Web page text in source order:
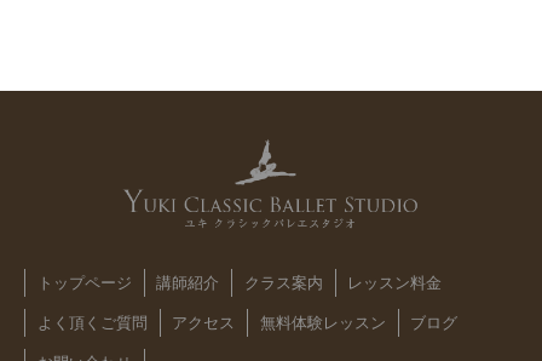
トップページ 講師紹介 クラス案内 レッスン料金
よく頂くご質問 アクセス 無料体験レッスン ブログ